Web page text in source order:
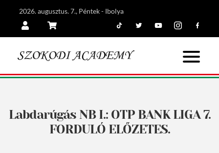
2026. augusztus. 7., Péntek - Ibolya
Labdarúgás NB I.: OTP BANK LIGA 7.
FORDULÓ ELŐZETES.